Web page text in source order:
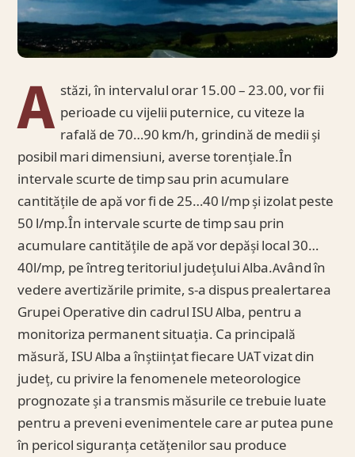
A stăzi, în intervalul orar 15.00 – 23.00, vor fii
perioade cu vijelii puternice, cu viteze la
rafală de 70…90 km/h, grindină de medii și
posibil mari dimensiuni, averse torențiale.În
intervale scurte de timp sau prin acumulare
cantitățile de apă vor fi de 25…40 l/mp și izolat peste
50 l/mp.În intervale scurte de timp sau prin
acumulare cantitățile de apă vor depăși local 30…
40l/mp, pe întreg teritoriul județului Alba.Având în
vedere avertizările primite, s-a dispus prealertarea
Grupei Operative din cadrul ISU Alba, pentru a
monitoriza permanent situația. Ca principală
măsură, ISU Alba a înștiințat fiecare UAT vizat din
județ, cu privire la fenomenele meteorologice
prognozate și a transmis măsurile ce trebuie luate
pentru a preveni evenimentele care ar putea pune
în pericol siguranța cetățenilor sau produce